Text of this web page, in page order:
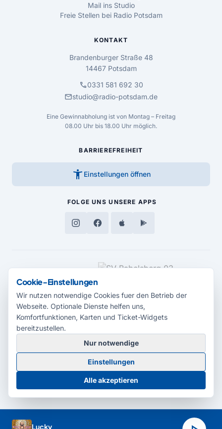
Lucky
Mail ins Studio
Freie Stellen bei Radio Potsdam
KONTAKT
Brandenburger Straße 48
14467 Potsdam
call0331 581 692 30
mailstudio@radio-potsdam.de
Eine Gewinnabholung ist von Montag – Freitag
08.00 Uhr bis 18.00 Uhr möglich.
BARRIEREFREIHEIT
accessibility_new Einstellungen öffnen
FOLGE UNS UNSERE APPS
MEDIENPARTNER
© 2026 Radio Potsdam. Webseite entwickelt durch dieMedienagentur
Babelsberg
BarrierefreiheitserklärungAGBDatenschutzImpressum
Cookie-Einstellungen
Cookie-Einstellungen
Wir nutzen notwendige Cookies fuer den Betrieb der
Webseite. Optionale Dienste helfen uns,
Komfortfunktionen, Karten und Ticket-Widgets
bereitzustellen.
Nur notwendige
Einstellungen
Alle akzeptieren